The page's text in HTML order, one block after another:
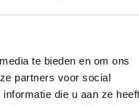
te bieden en om ons
partners voor social
die u aan ze heeft
Vooral
gefaseerd te
bleek die